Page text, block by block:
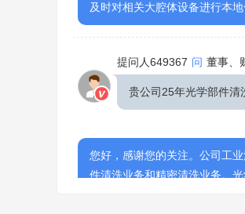
及时对相关大腔体设备进行本地
提问人649367 问 董事、
贵公司25年光学部件清
您好，感谢您的关注。公司工
件清洗业务和精密清洗业务。